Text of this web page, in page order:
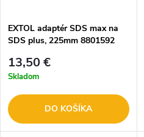
EXTOL adaptér SDS max na
SDS plus, 225mm 8801592
13,50 €
Skladom
DO KOŠÍKA